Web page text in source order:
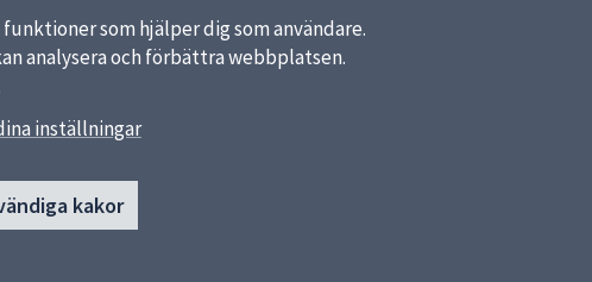
som hjälper dig som användare.
analysera och förbättra webbplatsen.
inställningar
kakor
kommun